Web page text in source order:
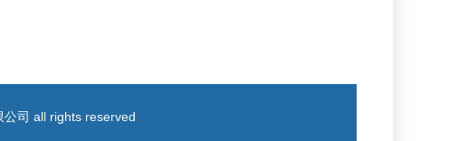
司 all rights reserved